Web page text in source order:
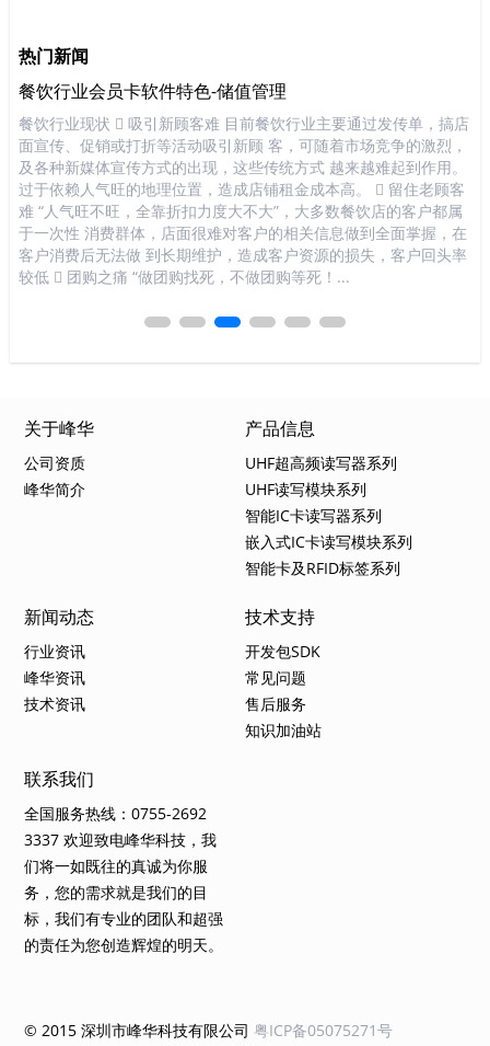
热门新闻
餐饮行业会员卡软件特色-储值管理
餐饮行业现状  吸引新顾客难 目前餐饮行业主要通过发传单，搞店
面宣传、促销或打折等活动吸引新顾 客，可随着市场竞争的激烈，
及各种新媒体宣传方式的出现，这些传统方式 越来越难起到作用。
过于依赖人气旺的地理位置，造成店铺租金成本高。  留住老顾客
难 “人气旺不旺，全靠折扣力度大不大”，大多数餐饮店的客户都属
于一次性 消费群体，店面很难对客户的相关信息做到全面掌握，在
客户消费后无法做 到长期维护，造成客户资源的损失，客户回头率
较低  团购之痛 “做团购找死，不做团购等死！...
关于峰华
公司资质
峰华简介
产品信息
UHF超高频读写器系列
UHF读写模块系列
智能IC卡读写器系列
嵌入式IC卡读写模块系列
智能卡及RFID标签系列
新闻动态
行业资讯
峰华资讯
技术资讯
技术支持
开发包SDK
常见问题
售后服务
知识加油站
联系我们
全国服务热线：0755-2692
3337 欢迎致电峰华科技，我
们将一如既往的真诚为你服
务，您的需求就是我们的目
标，我们有专业的团队和超强
的责任为您创造辉煌的明天。
© 2015 深圳市峰华科技有限公司 粤ICP备05075271号